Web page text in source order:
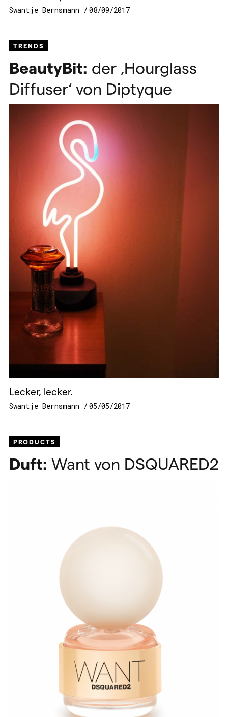
Swantje Bernsmann 08/09/2017
TRENDS
BeautyBit: der ‚Hourglass
Diffuser‘ von Diptyque
Lecker, lecker.
Swantje Bernsmann 05/05/2017
PRODUCTS
Duft: Want von DSQUARED2